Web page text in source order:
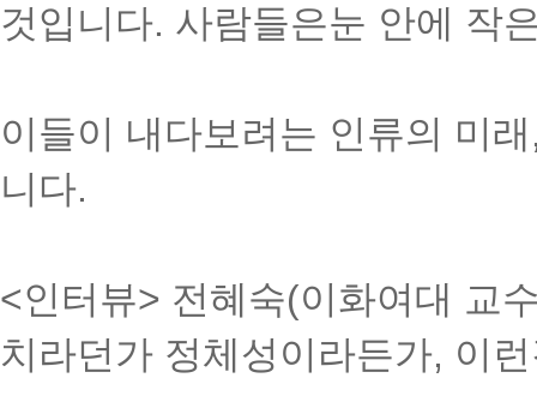
것입니다. 사람들은눈 안에 작
이들이 내다보려는 인류의 미
니다.
<인터뷰> 전혜숙(이화여대 교
치라던가 정체성이라든가, 이